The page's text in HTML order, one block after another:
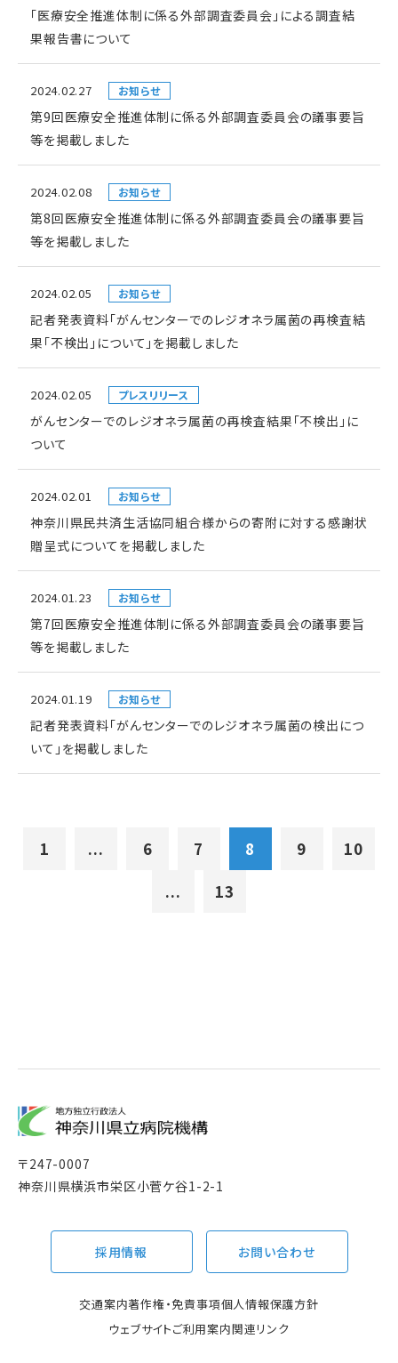
「医療安全推進体制に係る外部調査委員会」による調査結
果報告書について
2024.02.27 お知らせ
第9回医療安全推進体制に係る外部調査委員会の議事要旨
等を掲載しました
2024.02.08 お知らせ
第8回医療安全推進体制に係る外部調査委員会の議事要旨
等を掲載しました
2024.02.05 お知らせ
記者発表資料「がんセンターでのレジオネラ属菌の再検査結
果「不検出」について」を掲載しました
2024.02.05 プレスリリース
がんセンターでのレジオネラ属菌の再検査結果「不検出」に
ついて
2024.02.01 お知らせ
神奈川県民共済生活協同組合様からの寄附に対する感謝状
贈呈式についてを掲載しました
2024.01.23 お知らせ
第7回医療安全推進体制に係る外部調査委員会の議事要旨
等を掲載しました
2024.01.19 お知らせ
記者発表資料「がんセンターでのレジオネラ属菌の検出につ
いて」を掲載しました
1 ... 6 7 8 9
10
...
13
〒247-0007
神奈川県横浜市栄区小菅ケ谷1-2-1
採用情報 お問い合わせ
交通案内著作権・免責事項個人情報保護方針
ウェブサイトご利用案内関連リンク